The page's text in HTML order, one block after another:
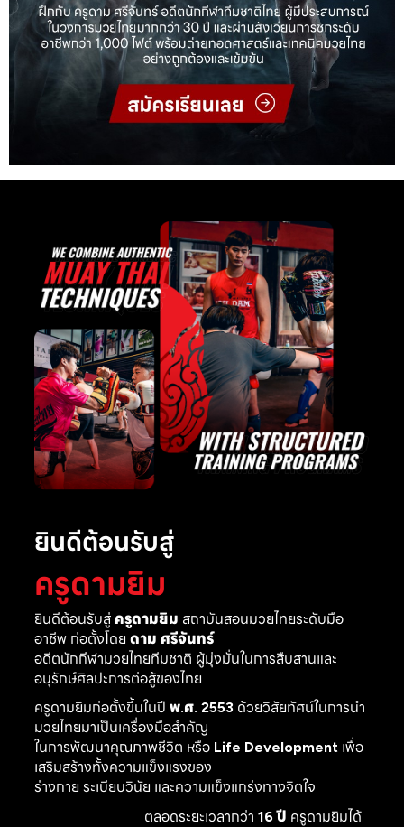
ยินดีต้อนรับสู่
ครูดามยิม
ยินดีต้อนรับสู่ ครูดามยิม สถาบันสอนมวยไทยระดับมือ
อาชีพ ก่อตั้งโดย ดาม ศรีจันทร์
อดีตนักกีฬามวยไทยทีมชาติ ผู้มุ่งมั่นในการสืบสานและ
อนุรักษ์ศิลปะการต่อสู้ของไทย
ครูดามยิมก่อตั้งขึ้นในปี พ.ศ. 2553ด้วยวิสัยทัศน์ในการนำ
มวยไทยมาเป็นเครื่องมือสำคัญ
ในการพัฒนาคุณภาพชีวิต หรือ Life Developmentเพื่อ
เสริมสร้างทั้งความแข็งแรงของ
ร่างกาย ระเบียบวินัย และความแข็งแกร่งทางจิตใจ
ตลอดระยะเวลากว่า 16 ปี ครูดามยิมได้